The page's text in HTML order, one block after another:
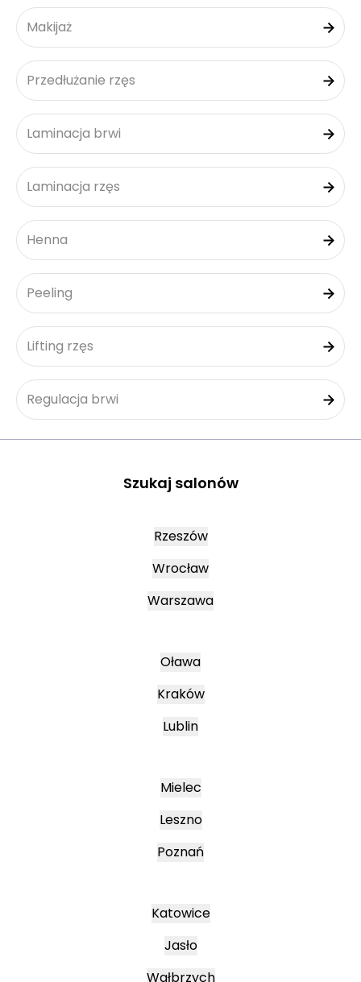
Makijaż
Przedłużanie rzęs
Laminacja brwi
Laminacja rzęs
Henna
Peeling
Lifting rzęs
Regulacja brwi
Szukaj salonów
Rzeszów
Wrocław
Warszawa
Oława
Kraków
Lublin
Mielec
Leszno
Poznań
Katowice
Jasło
Wałbrzych